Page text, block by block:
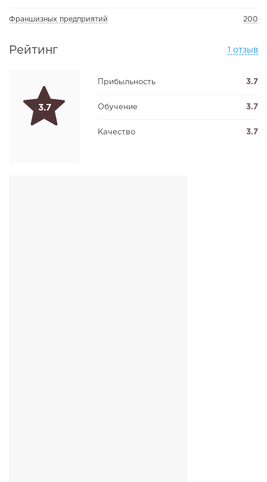
Франшизных предприятий 200
Рейтинг 1 отзыв
3.7
Прибыльность 3.7
Обучение 3.7
Качество 3.7